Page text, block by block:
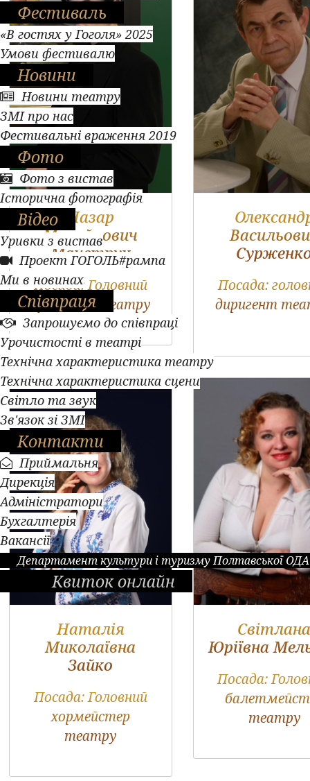
Фестиваль
«В гостях у Гоголя» 2025
Умови фестивалю
Новини
Новини театру
ЗМІ про нас
Фестивальні враження 2019
Фото
Фото з вистав
Історична фотографія
Відео
Уривки з вистав
Проект ГОГОЛЬ#рампа
Ми в новинах
Співпраця
Запрошуємо до співпраці
Урочистості в театрі
Технічна характеристика театру
Технічна характеристика сцени
Світло та звук
Зв'язок зі ЗМІ
Контакти
Приймальня
Дирекція
Адміністратори
Бухгалтерія
Вакансії
Департамент культури і туризму Полтавської ОДА
Квиток онлайн
Назар
Михайлович
Майструк
Посада:Головний
художник театру
Посада:
диригент
Наталія
Миколаївна
Зайко
Посада:Головний
хормейстер
театру
Юріївна
Посада:
театру